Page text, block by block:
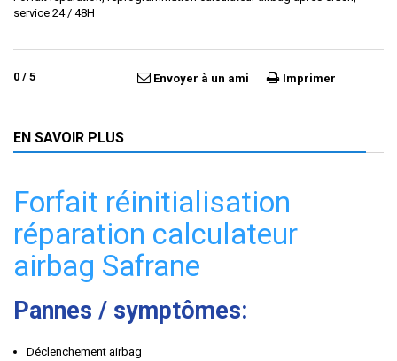
service 24 / 48H
0 / 5 Envoyer à un ami Imprimer
EN SAVOIR PLUS
Forfait réinitialisation
réparation calculateur
airbag Safrane
Pannes / symptômes:
Déclenchement airbag